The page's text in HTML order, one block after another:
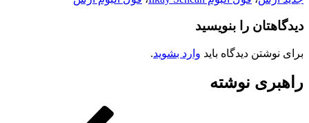
دیدگاهتان را بنویسید
برای نوشتن دیدگاه باید وارد بشوید.
راهبری نوشته